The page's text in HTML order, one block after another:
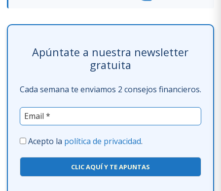
Apúntate a nuestra newsletter
gratuita
Cada semana te enviamos 2 consejos financieros.
Acepto la política de privacidad.
CLIC AQUÍ Y TE APUNTAS